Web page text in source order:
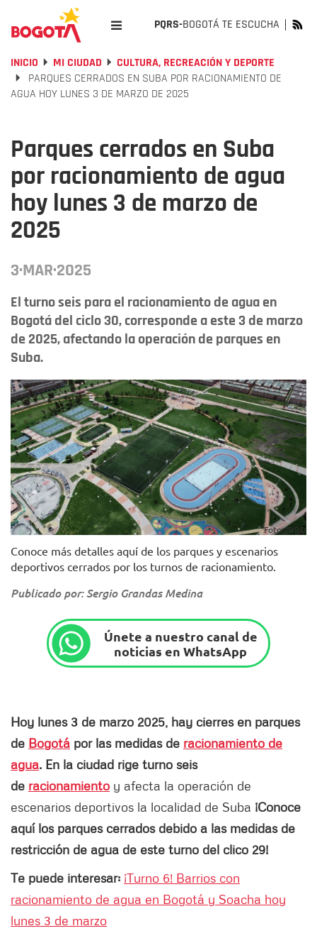
PQRS-BOGOTÁ TE ESCUCHA
INICIO MI CIUDAD
CULTURA, RECREACIÓN Y DEPORTE
PARQUES CERRADOS EN SUBA POR RACIONAMIENTO DE
AGUA HOY LUNES 3 DE MARZO DE 2025
Parques cerrados en Suba
por racionamiento de agua
hoy lunes 3 de marzo de
2025
3·MAR·2025
El turno seis para el racionamiento de agua en
Bogotá del ciclo 30, corresponde a este 3 de marzo
de 2025, afectando la operación de parques en
Suba.
Foto: IDRD
Conoce más detalles aquí de los parques y escenarios
deportivos cerrados por los turnos de racionamiento.
Publicado por: Sergio Grandas Medina
Únete a nuestro canal de
noticias en WhatsApp
Hoy lunes 3 de marzo 2025, hay cierres en parques
de Bogotá por las medidas de racionamiento de
agua. En la ciudad rige turno seis
de racionamiento y afecta la operación de
escenarios deportivos la localidad de Suba ¡Conoce
aquí los parques cerrados debido a las medidas de
restricción de agua de este turno del clico 29!
Te puede interesar: ¡Turno 6! Barrios con
racionamiento de agua en Bogotá y Soacha hoy
lunes 3 de marzo